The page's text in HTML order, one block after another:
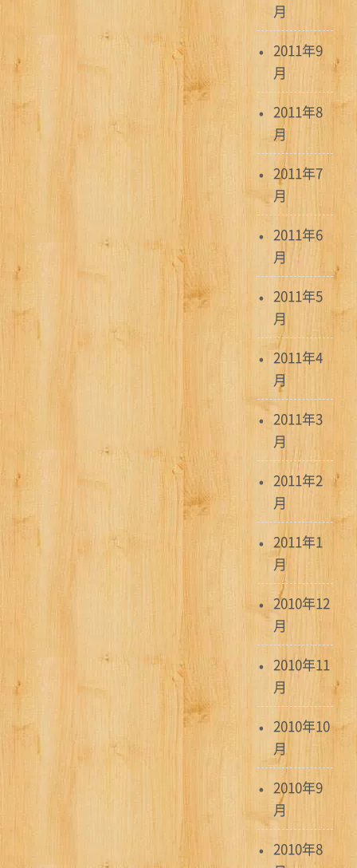
月
2011年9
月
2011年8
月
2011年7
月
2011年6
月
2011年5
月
2011年4
月
2011年3
月
2011年2
月
2011年1
月
2010年12
月
2010年11
月
2010年10
月
2010年9
月
2010年8